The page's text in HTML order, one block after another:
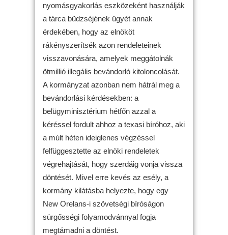
nyomásgyakorlás eszközeként használják
a tárca büdzséjének ügyét annak
érdekében, hogy az elnököt
rákényszerítsék azon rendeleteinek
visszavonására, amelyek meggátolnák
ötmillió illegális bevándorló kitoloncolását.
A kormányzat azonban nem hátrál meg a
bevándorlási kérdésekben: a
belügyminisztérium hétfőn azzal a
kéréssel fordult ahhoz a texasi bíróhoz, aki
a múlt héten ideiglenes végzéssel
felfüggesztette az elnöki rendeletek
végrehajtását, hogy szerdáig vonja vissza
döntését. Mivel erre kevés az esély, a
kormány kilátásba helyezte, hogy egy
New Orelans-i szövetségi bíróságon
sürgősségi folyamodvánnyal fogja
megtámadni a döntést.